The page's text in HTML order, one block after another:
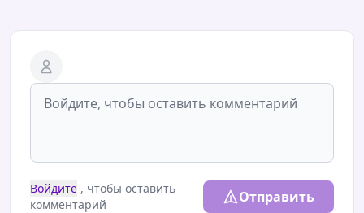
Войдите , чтобы оставить
комментарий
Отправить